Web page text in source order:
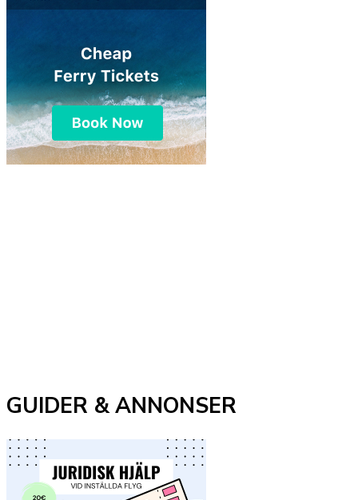
GUIDER & ANNONSER